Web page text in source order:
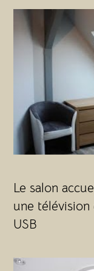
Le salon
une
USB